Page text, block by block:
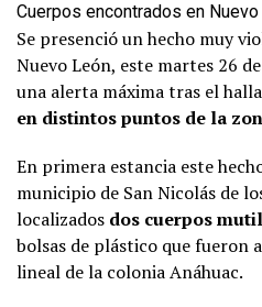
Cuerpos encontrados en
Se presenció un hecho muy
Nuevo León, este martes 26
una alerta máxima tras el
en distintos puntos de la
En primera estancia este
municipio de San Nicolás de
localizados dos cuerpos
bolsas de plástico que fueron
lineal de la colonia Anáhuac.